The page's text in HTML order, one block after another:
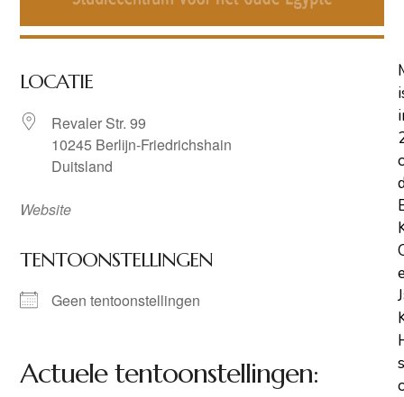
LOCATIE
Revaler Str. 99
10245 Berlijn-Friedrichshain
Duitsland
Website
TENTOONSTELLINGEN
Geen tentoonstellingen
Actuele tentoonstellingen: